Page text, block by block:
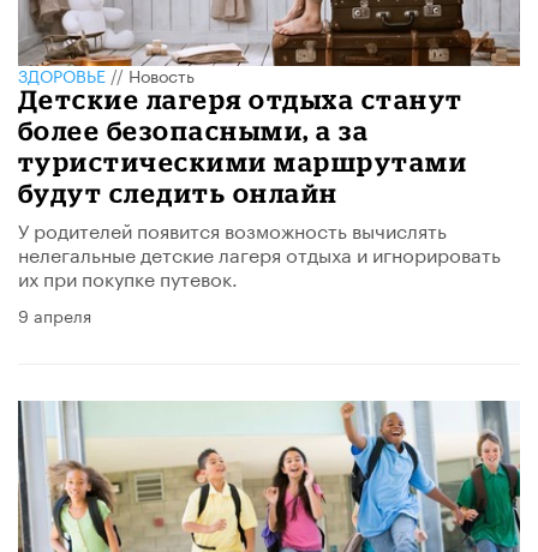
ЗДОРОВЬЕ//Новость
Детские лагеря отдыха станут
более безопасными, а за
туристическими маршрутами
будут следить онлайн
У родителей появится возможность вычислять
нелегальные детские лагеря отдыха и игнорировать
их при покупке путевок.
9 апреля